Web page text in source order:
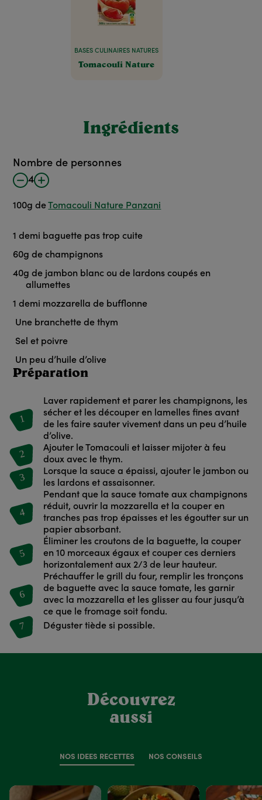
BASES CULINAIRES NATURES
Tomacouli Nature
Ingrédients
Nombre de personnes
4
100gdeTomacouli Nature Panzani
1 demi baguette pas trop cuite
60g de champignons
40g de jambon blanc ou de lardons coupés en
allumettes
1 demi mozzarella de bufflonne
Une branchette de thym
Sel et poivre
Un peu d’huile d’olive
Préparation
1
Laver rapidement et parer les champignons, les
sécher et les découper en lamelles fines avant
de les faire sauter vivement dans un peu d’huile
d’olive.
2
Ajouter le Tomacouli et laisser mijoter à feu
doux avec le thym.
3
Lorsque la sauce a épaissi, ajouter le jambon ou
les lardons et assaisonner.
4
Pendant que la sauce tomate aux champignons
réduit, ouvrir la mozzarella et la couper en
tranches pas trop épaisses et les égoutter sur un
papier absorbant.
5
Éliminer les croutons de la baguette, la couper
en 10 morceaux égaux et couper ces derniers
horizontalement aux 2/3 de leur hauteur.
6
Préchauffer le grill du four, remplir les tronçons
de baguette avec la sauce tomate, les garnir
avec la mozzarella et les glisser au four jusqu’à
ce que le fromage soit fondu.
7 Déguster tiède si possible.
Découvrez
aussi
NOS IDÉES RECETTES NOS CONSEILS